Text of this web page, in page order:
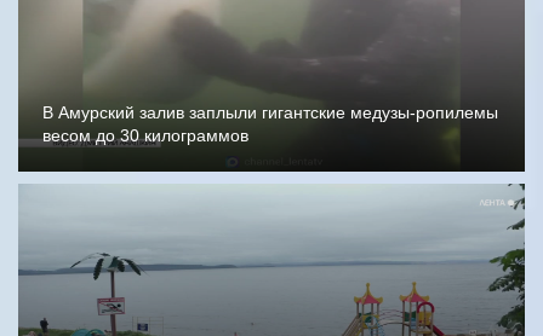
В Амурский залив заплыли гигантские медузы-ропилемы
весом до 30 килограммов